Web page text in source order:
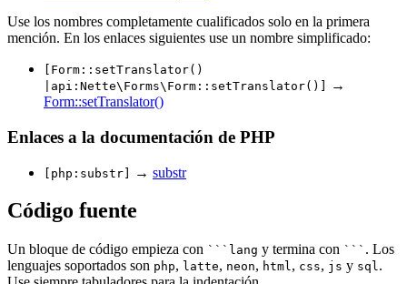
Use los nombres completamente cualificados solo en la primera
mención. En los enlaces siguientes use un nombre simplificado:
[Form::setTranslator()
|api:Nette\Forms\Form::setTranslator()]
→
Form::setTranslator()
Enlaces a la documentación de PHP
[php:substr] → substr
Código fuente
Un bloque de código empieza con ```lang y termina con ``` . Los
lenguajes soportados son php, latte, neon, html, css, js y sql.